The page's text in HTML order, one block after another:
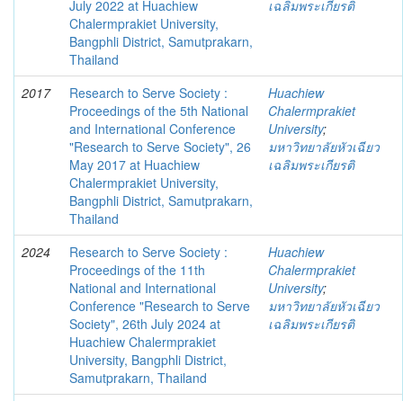
July 2022 at Huachiew
Chalermprakiet University,
Bangphli District, Samutprakarn,
Thailand
เฉลิมพระเกียรติ
2017
Research to Serve Society :
Proceedings of the 5th National
and International Conference
"Research to Serve Society", 26
May 2017 at Huachiew
Chalermprakiet University,
Bangphli District, Samutprakarn,
Thailand
Huachiew
Chalermprakiet
University;
มหาวิทยาลัยหัวเฉียว
เฉลิมพระเกียรติ
2024
Research to Serve Society :
Proceedings of the 11th
National and International
Conference "Research to Serve
Society", 26th July 2024 at
Huachiew Chalermprakiet
University, Bangphli District,
Samutprakarn, Thailand
Huachiew
Chalermprakiet
University;
มหาวิทยาลัยหัวเฉียว
เฉลิมพระเกียรติ